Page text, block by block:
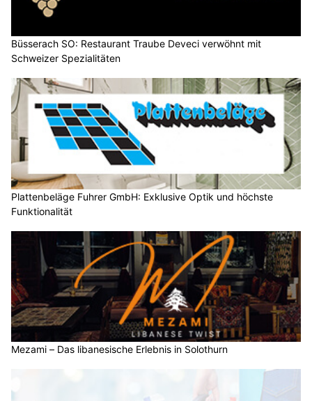
Büsserach SO: Restaurant Traube Deveci verwöhnt mit
Schweizer Spezialitäten
Plattenbeläge Fuhrer GmbH: Exklusive Optik und höchste
Funktionalität
Mezami – Das libanesische Erlebnis in Solothurn